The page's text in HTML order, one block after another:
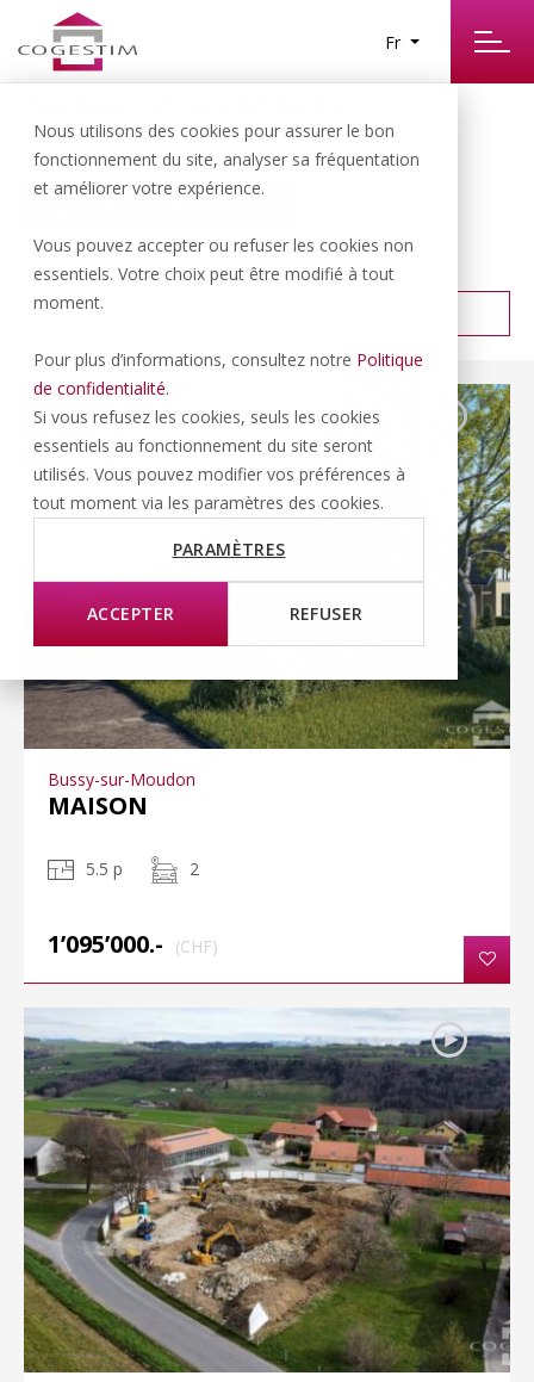
Nous utilisons des cookies pour assurer le bon
fonctionnement du site, analyser sa fréquentation
et améliorer votre expérience.
Vous pouvez accepter ou refuser les cookies non
essentiels. Votre choix peut être modifié à tout
moment.
Pour plus d’informations, consultez notre Politique
de confidentialité.
Si vous refusez les cookies, seuls les cookies
essentiels au fonctionnement du site seront
utilisés. Vous pouvez modifier vos préférences à
tout moment via les paramètres des cookies.
PARAMÈTRES
ACCEPTER REFUSER
Fr
7RÉSULTATS TROUVÉS
CRÉER UNE ALERTE
TRIER PAR : PRIX CROISSANT
Bussy-sur-Moudon
MAISON
5.5 p 2
1’095’000.- (CHF)